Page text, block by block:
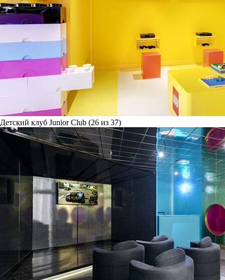
Детский клуб Junior Club (26 из 37)